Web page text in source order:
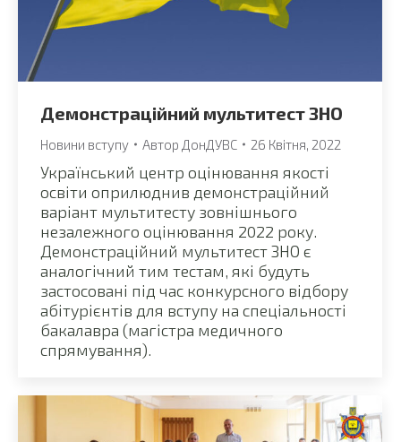
Демонстраційний мультитест ЗНО
Новини вступу Автор ДонДУВС 26 Квітня, 2022
Український центр оцінювання якості
освіти оприлюднив демонстраційний
варіант мультитесту зовнішнього
незалежного оцінювання 2022 року.
Демонстраційний мультитест ЗНО є
аналогічний тим тестам, які будуть
застосовані під час конкурсного відбору
абітурієнтів для вступу на спеціальності
бакалавра (магістра медичного
спрямування).